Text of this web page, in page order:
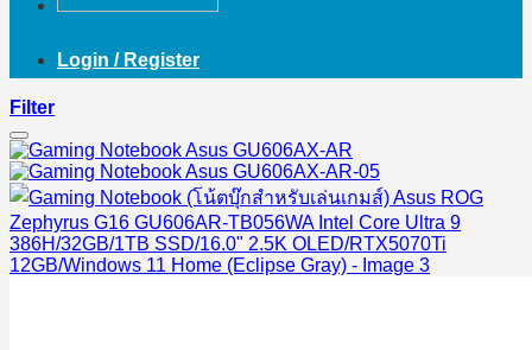
Login / Register
Filter